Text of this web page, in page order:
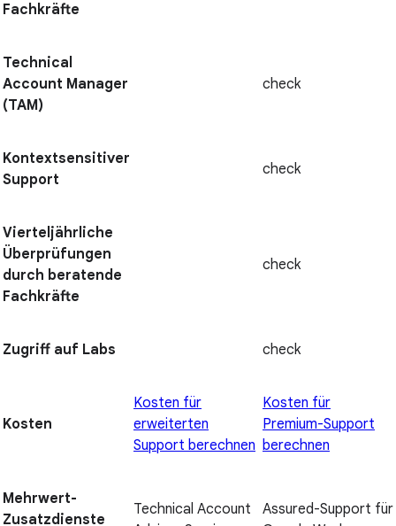
Fachkräfte
Technical
Account Manager
(TAM)
check
Kontextsensitiver
Support
check
Vierteljährliche
Überprüfungen
durch beratende
Fachkräfte
check
Zugriff auf Labs check
Kosten
Kosten für
erweiterten
Support berechnen
Kosten für
Premium-Support
berechnen
Mehrwert-
Zusatzdienste
Technical Account
Assured-Support für